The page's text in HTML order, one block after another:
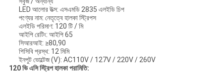
LED আলোর উত্স: এসএমডি 2835 এলইডি চিপ
পণ্যের নাম: নেতৃত্বে হালকা স্ট্রিপস
এলইডি পরিমাণ: 120 টি / মি
আইপি রেটিং: আইপি 65
সিআরআই: ≥80,90
পিসিবি প্রস্থ: 12 মিমি
ইনপুট ভোল্টেজ (V): AC110V / 127V / 220V / 260V
120 ভি এসি স্ট্রিপ হালকা পরামিতি: